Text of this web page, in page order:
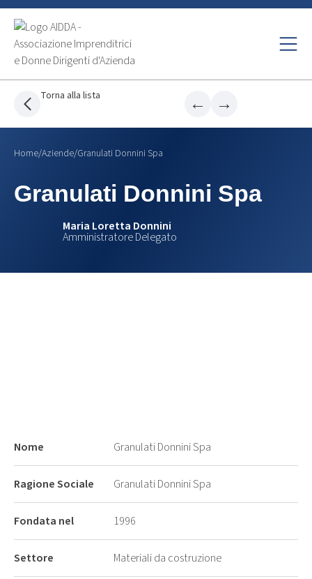
Torna alla lista ← →
Home/Aziende/Granulati Donnini Spa
Granulati Donnini Spa
Maria Loretta Donnini
Amministratore Delegato
Nome Granulati Donnini Spa
Ragione Sociale Granulati Donnini Spa
Fondata nel 1996
Settore Materiali da costruzione